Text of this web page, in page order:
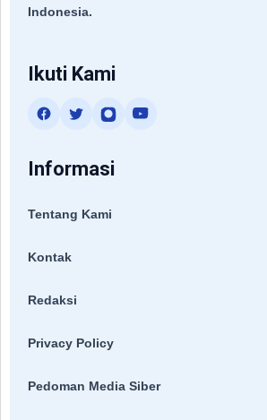
Indonesia.
Ikuti Kami
Informasi
Tentang Kami
Kontak
Redaksi
Privacy Policy
Pedoman Media Siber